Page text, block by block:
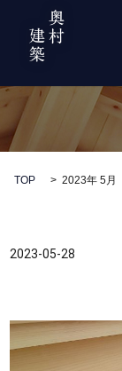
TOP 2023年 5月
2023-05-28